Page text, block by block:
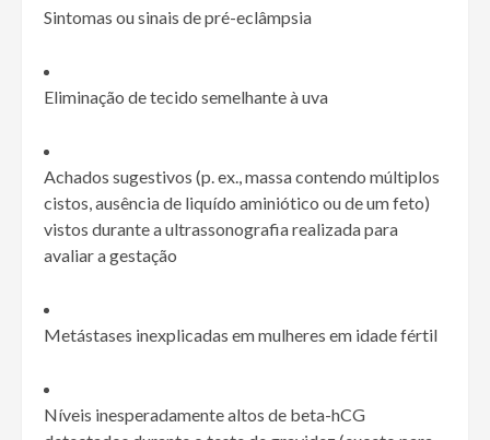
Sintomas ou sinais de pré-eclâmpsia
Eliminação de tecido semelhante à uva
Achados sugestivos (p. ex., massa contendo múltiplos
cistos, ausência de liquído aminiótico ou de um feto)
vistos durante a ultrassonografia realizada para
avaliar a gestação
Metástases inexplicadas em mulheres em idade fértil
Níveis inesperadamente altos de beta-hCG